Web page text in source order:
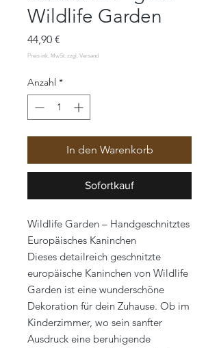
Wildlife Garden
44,90 €
Anzahl *
In den Warenkorb
Sofortkauf
Wildlife Garden – Handgeschnitztes
Europäisches Kaninchen
Dieses detailreich geschnitzte
europäische Kaninchen von Wildlife
Garden ist eine wunderschöne
Dekoration für dein Zuhause. Ob im
Kinderzimmer, wo sein sanfter
Ausdruck eine beruhigende